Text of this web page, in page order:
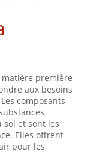
première
aux besoins
composants
et sont les
Elles offrent
pour les